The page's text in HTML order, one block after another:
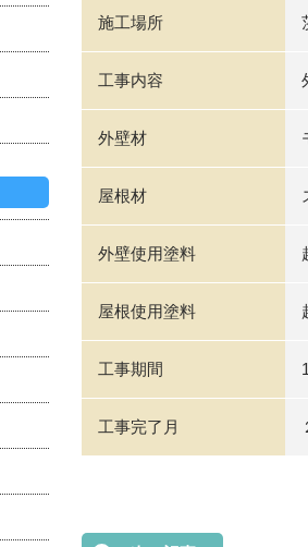
施工場所
工事内容
外壁材
屋根材
外壁使用塗料
屋根使用塗料
工事期間
工事完了月